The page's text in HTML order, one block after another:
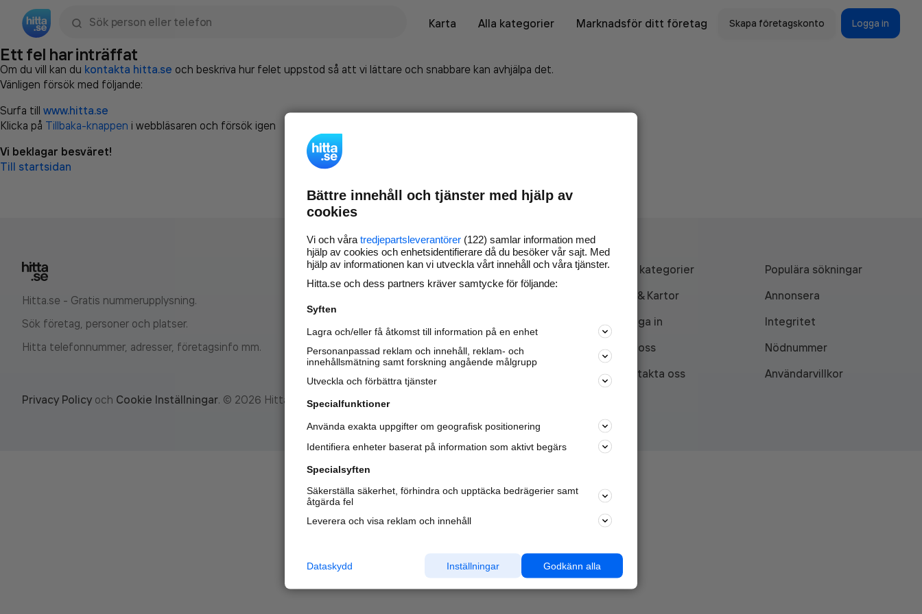
Karta
Alla kategorier Marknadsför ditt företag Skapa företagskonto Logga in
Ett fel har inträffat
Om du vill kan du kontakta hitta.se och beskriva hur felet uppstod så att vi lättare och snabbare kan avhjälpa det.
Vänligen försök med följande:
Surfa till www.hitta.se
Klicka på Tillbaka-knappen i webbläsaren och försök igen
Vi beklagar besväret!
Till startsidan
Hitta.se - Gratis nummerupplysning.
Sök företag, personer och platser.
Hitta telefonnummer, adresser, företagsinfo mm.
Marknadsför företaget på
nya kunder och
samarbetspartners nära dig.
Läs mer här
Alla kategorier
Populära sökningar
API & Kartor
Annonsera
Logga in
Integritet
Om oss
Nödnummer
Kontakta oss
Användarvillkor
Privacy Policy och Cookie Inställningar. © 2026 Hitta.se
Bättre innehåll och tjänster med hjälp av
cookies
Vi och våra tredjepartsleverantörer (122) samlar information med
hjälp av cookies och enhetsidentifierare då du besöker vår sajt. Med
hjälp av informationen kan vi utveckla vårt innehåll och våra tjänster.
Hitta.se och dess partners kräver samtycke för följande:
Syften
Lagra och/eller få åtkomst till information på en enhet
Personanpassad reklam och innehåll, reklam- och
innehållsmätning samt forskning angående målgrupp
Utveckla och förbättra tjänster
Specialfunktioner
Använda exakta uppgifter om geografisk positionering
Identifiera enheter baserat på information som aktivt begärs
Specialsyften
Säkerställa säkerhet, förhindra och upptäcka bedrägerier samt
åtgärda fel
Leverera och visa reklam och innehåll
Godkänn alla
Inställningar
Dataskydd